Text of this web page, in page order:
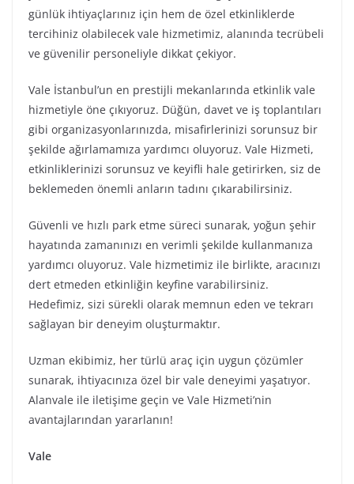
günlük ihtiyaçlarınız için hem de özel etkinliklerde
tercihiniz olabilecek vale hizmetimiz, alanında tecrübeli
ve güvenilir personeliyle dikkat çekiyor.
Vale İstanbul’un en prestijli mekanlarında etkinlik vale
hizmetiyle öne çıkıyoruz. Düğün, davet ve iş toplantıları
gibi organizasyonlarınızda, misafirlerinizi sorunsuz bir
şekilde ağırlamamıza yardımcı oluyoruz. Vale Hizmeti,
etkinliklerinizi sorunsuz ve keyifli hale getirirken, siz de
beklemeden önemli anların tadını çıkarabilirsiniz.
Güvenli ve hızlı park etme süreci sunarak, yoğun şehir
hayatında zamanınızı en verimli şekilde kullanmanıza
yardımcı oluyoruz. Vale hizmetimiz ile birlikte, aracınızı
dert etmeden etkinliğin keyfine varabilirsiniz.
Hedefimiz, sizi sürekli olarak memnun eden ve tekrarı
sağlayan bir deneyim oluşturmaktır.
Uzman ekibimiz, her türlü araç için uygun çözümler
sunarak, ihtiyacınıza özel bir vale deneyimi yaşatıyor.
Alanvale ile iletişime geçin ve Vale Hizmeti’nin
avantajlarından yararlanın!
Vale